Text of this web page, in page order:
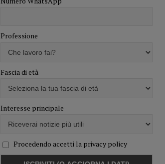
Professione
Fascia di età
Interesse principale
Procedendo accetti la privacy policy